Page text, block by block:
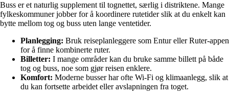
Buss er et naturlig supplement til tognettet, særlig i distriktene. Mange
fylkeskommuner jobber for å koordinere rutetider slik at du enkelt kan
bytte mellom tog og buss uten lange ventetider.
Planlegging: Bruk reiseplanleggere som Entur eller Ruter-appen
for å finne kombinerte ruter.
Billetter: I mange områder kan du bruke samme billett på både
tog og buss, noe som gjør reisen enklere.
Komfort: Moderne busser har ofte Wi-Fi og klimaanlegg, slik at
du kan fortsette arbeidet eller avslapningen fra toget.